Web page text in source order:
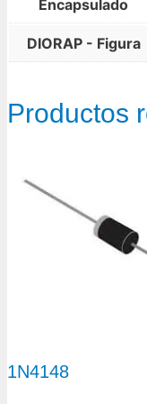
Encapsulado
DIORAP - Figura
Productos
1N4148